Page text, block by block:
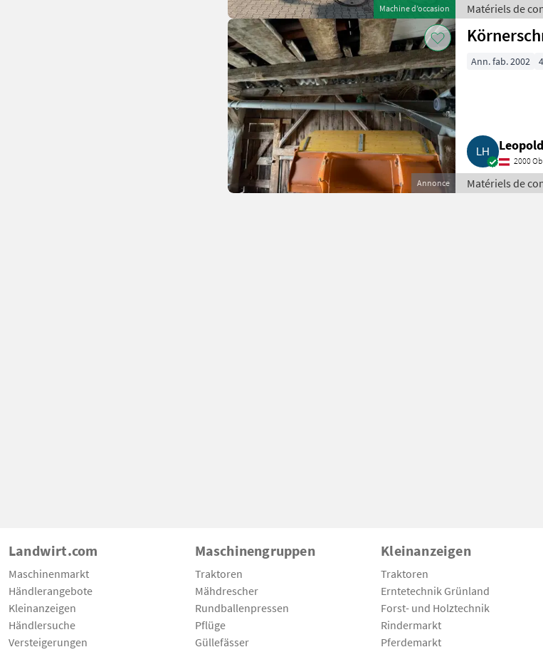
Machine d’occasion Matériels de
Annonce
Ann. fab. 2002
2000
Matériels de
Landwirt.com
Maschinenmarkt
Händlerangebote
Kleinanzeigen
Händlersuche
Versteigerungen
Maschinengruppen
Traktoren
Mähdrescher
Rundballenpressen
Pflüge
Güllefässer
Kleinanzeigen
Traktoren
Erntetechnik Grünland
Forst- und Holztechnik
Rindermarkt
Pferdemarkt